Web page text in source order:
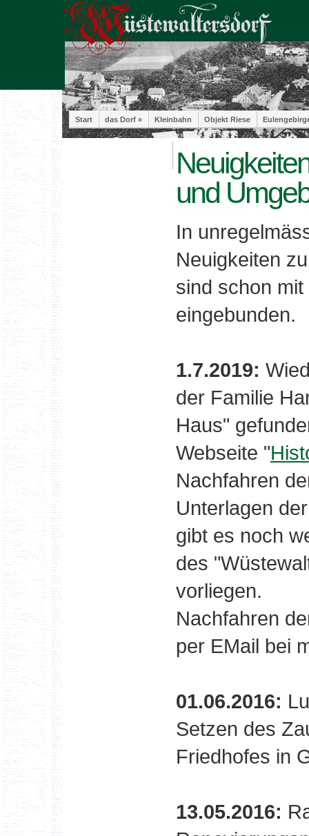
Start das Dorf » Kleinbahn Objekt Riese
und
In
Neuigkeiten
sind schon
eingebunden.
1.7.2019:
der Familie
Haus"
Webseite "
Nachfahren
Unterlagen
gibt es noch
des
vorliegen.
Nachfahren
per EMail bei
01.06.2016:
Setzen des
Friedhofes in
13.05.2016: